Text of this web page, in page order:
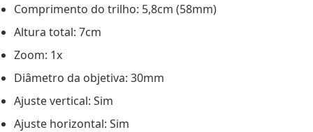
Comprimento do trilho: 5,8cm (58mm)
Altura total: 7cm
Zoom: 1x
Diâmetro da objetiva: 30mm
Ajuste vertical: Sim
Ajuste horizontal: Sim